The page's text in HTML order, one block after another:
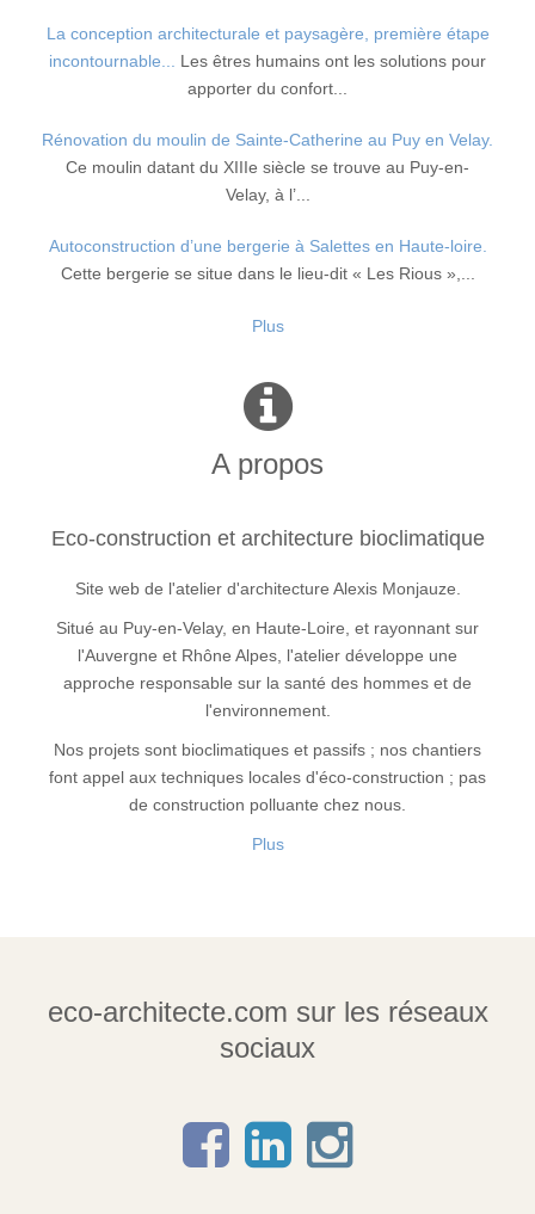
La conception architecturale et paysagère, première étape
incontournable...
Les êtres humains ont les solutions pour
apporter du confort...
Rénovation du moulin de Sainte-Catherine au Puy en Velay.
Ce moulin datant du XIIIe siècle se trouve au Puy-en-
Velay, à l’...
Autoconstruction d’une bergerie à Salettes en Haute-loire.
Cette bergerie se situe dans le lieu-dit « Les Rious »,...
Plus
A propos
Eco-construction et architecture bioclimatique
Site web de l'atelier d'architecture Alexis Monjauze.
Situé au Puy-en-Velay, en Haute-Loire, et rayonnant sur
l'Auvergne et Rhône Alpes, l'atelier développe une
approche responsable sur la santé des hommes et de
l'environnement.
Nos projets sont bioclimatiques et passifs ; nos chantiers
font appel aux techniques locales d'éco-construction ; pas
de construction polluante chez nous.
Plus
eco-architecte.com sur les réseaux
sociaux